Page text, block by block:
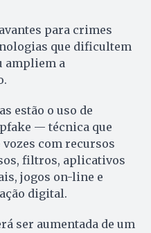
para crimes
que dificultem
ampliem a
estão o uso de
— técnica que
com recursos
filtros, aplicativos
jogos on-line e
digital.
ser aumentada de um